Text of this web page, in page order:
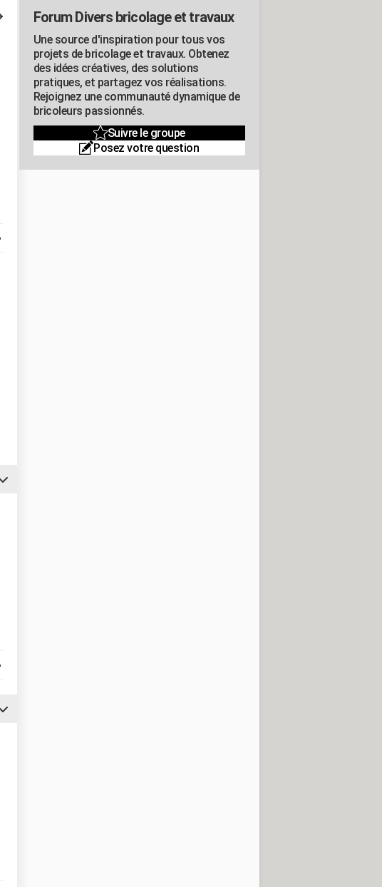
Forum Divers bricolage et travaux
Une source d'inspiration pour tous vos
projets de bricolage et travaux. Obtenez
des idées créatives, des solutions
pratiques, et partagez vos réalisations.
Rejoignez une communauté dynamique de
bricoleurs passionnés.
Suivre le groupe
Posez votre question